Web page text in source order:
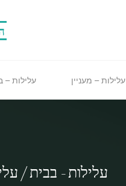
עלילות – מעניין עלילות –
עלילות - בבית|